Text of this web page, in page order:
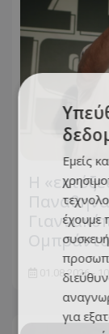
Η
01.08.2026 -
Εμείς
έχουμε
για